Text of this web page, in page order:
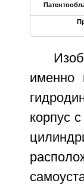
именно
корпус